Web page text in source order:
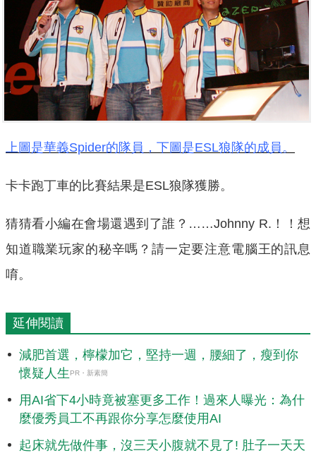
上圖是華義Spider的隊員，下圖是ESL狼隊的成員。
卡卡跑丁車的比賽結果是ESL狼隊獲勝。
猜猜看小編在會場還遇到了誰？……Johnny R.！！想
知道職業玩家的秘辛嗎？請一定要注意電腦王的訊息
唷。
延伸閱讀
減肥首選，檸檬加它，堅持一週，腰細了，瘦到你
懷疑人生 PR・新素簡
用AI省下4小時竟被塞更多工作！過來人曝光：為什
麼優秀員工不再跟你分享怎麼使用AI
起床就先做件事，沒三天小腹就不見了! 肚子一天天